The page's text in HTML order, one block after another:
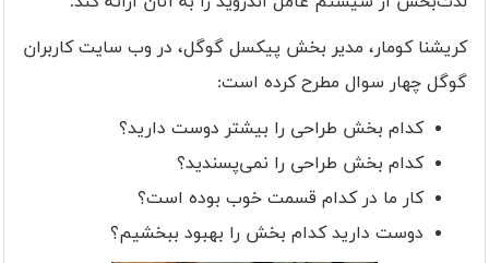
کریشنا کومار، مدیر بخش پیکسل گوگل، در وب سایت کاربران
گوگل چهار سوال مطرح کرده است:
کدام بخش طراحی را بیشتر دوست دارید؟
کدام بخش طراحی را نمی‌پسندید؟
کار ما در کدام قسمت خوب بوده است؟
دوست دارید کدام بخش را بهبود ببخشیم؟